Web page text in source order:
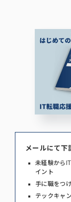
メールにて下
未経験から
イント
手に職をつ
テックキャ